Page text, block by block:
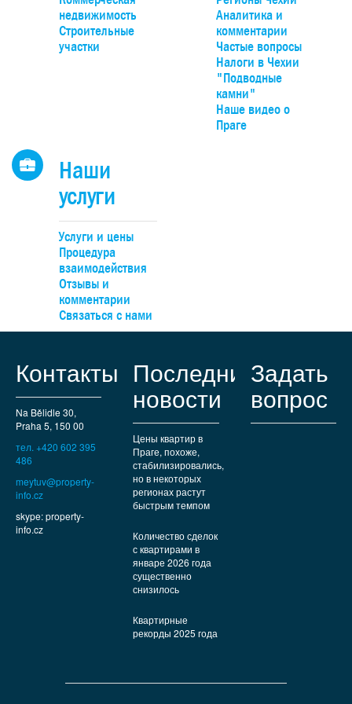
парк Гржебени. До Праги можно добраться на
20 минут по автомагистрали D4, удобно – на поезде
Смиховского или Главного вокзалов.
недвижимость
Строительные
участки
Аналитика и
комментарии
Частые вопросы
Налоги в Чехии
"Подводные
камни"
Наше видео о
Праге
Наши
услуги
Услуги и цены
Процедура
взаимодействия
Отзывы и
комментарии
Связаться с нами
Контакты
Na Bělidle 30,
Praha 5, 150 00
тел. +420 602 395
486
meytuv@property-
info.cz
skype: property-
info.cz
Последние
новости
Цены квартир в
Праге, похоже,
стабилизировались,
но в некоторых
регионах растут
быстрым темпом
Количество сделок
с квартирами в
январе 2026 года
существенно
снизилось
Квартирные
рекорды 2025 года
Задать
вопрос